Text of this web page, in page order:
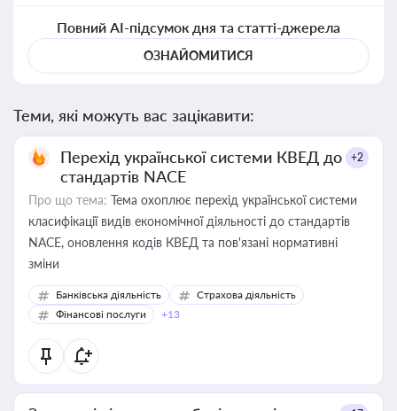
Повний AI-підсумок дня та статті-джерела
ОЗНАЙОМИТИСЯ
Теми, які можуть вас зацікавити:
Перехід української системи КВЕД до
стандартів NACE
+2
Про що тема: Тема охоплює перехід української системи
класифікації видів економічної діяльності до стандартів
NACE, оновлення кодів КВЕД та пов'язані нормативні
зміни
Банківська діяльність
Страхова діяльність
Фінансові послуги
+13